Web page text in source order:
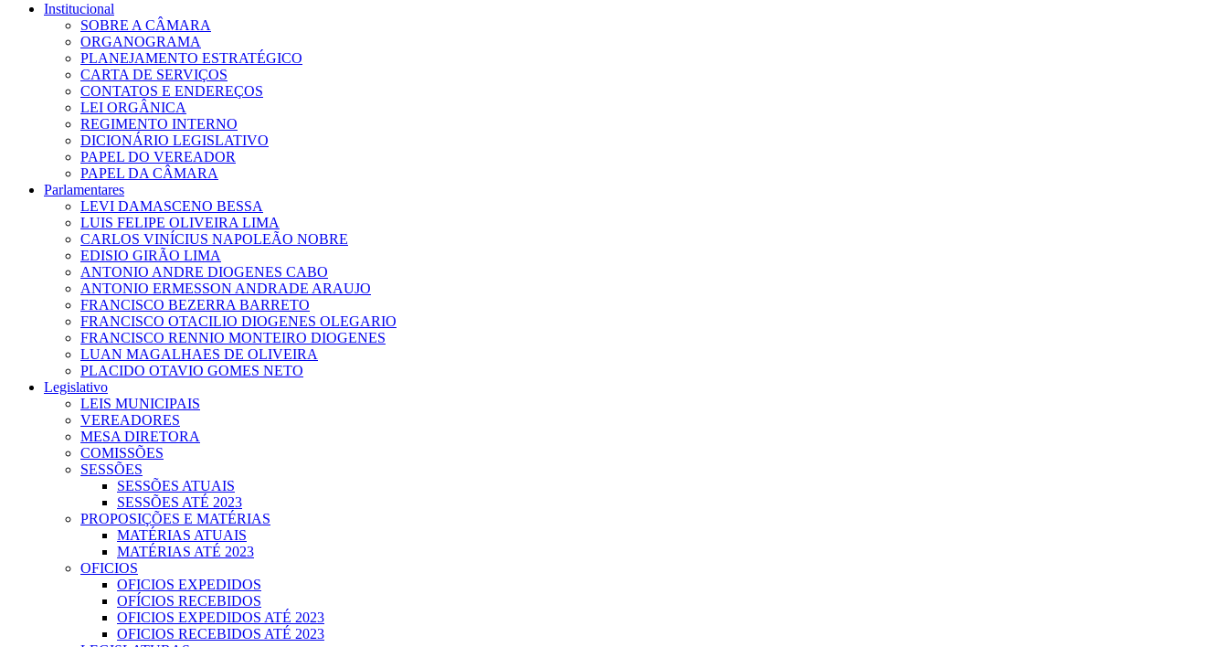
Institucional
SOBRE A CÂMARA
ORGANOGRAMA
PLANEJAMENTO ESTRATÉGICO
CARTA DE SERVIÇOS
CONTATOS E ENDEREÇOS
LEI ORGÂNICA
REGIMENTO INTERNO
DICIONÁRIO LEGISLATIVO
PAPEL DO VEREADOR
PAPEL DA CÂMARA
Parlamentares
LEVI DAMASCENO BESSA
LUIS FELIPE OLIVEIRA LIMA
CARLOS VINÍCIUS NAPOLEÃO NOBRE
EDISIO GIRÃO LIMA
ANTONIO ANDRE DIOGENES CABO
ANTONIO ERMESSON ANDRADE ARAUJO
FRANCISCO BEZERRA BARRETO
FRANCISCO OTACILIO DIOGENES OLEGARIO
FRANCISCO RENNIO MONTEIRO DIOGENES
LUAN MAGALHAES DE OLIVEIRA
PLACIDO OTAVIO GOMES NETO
Legislativo
LEIS MUNICIPAIS
VEREADORES
MESA DIRETORA
COMISSÕES
SESSÕES
SESSÕES ATUAIS
SESSÕES ATÉ 2023
PROPOSIÇÕES E MATÉRIAS
MATÉRIAS ATUAIS
MATÉRIAS ATÉ 2023
OFICIOS
OFICIOS EXPEDIDOS
OFÍCIOS RECEBIDOS
OFICIOS EXPEDIDOS ATÉ 2023
OFICIOS RECEBIDOS ATÉ 2023